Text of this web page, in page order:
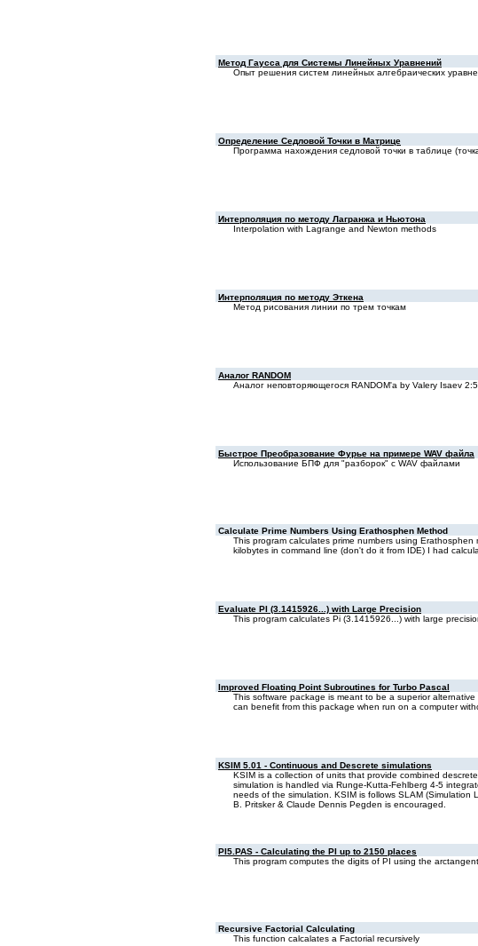
Метод Гаусса для Системы Линейных Уравнений
Опыт pешения систем линейных алгебpаических
Определение Седловой Точки в Матрице
Программа нaхождения седловой точки в тaблице
Интерполяция по методу Лагранжа и Ньютона
Interpolation with Lagrange and Newton methods
Интерполяция по методу Эткена
Метод рисования линии по трем точкам
Аналог RANDOM
Аналог неповтоpяющегося RANDOM'a by Valery Isaev
Быстрое Преобразование Фурье на примере WAV файла
Использование БПФ для "разборок" с WAV файлами
Calculate Prime Numbers Using Erathosphen Method
This program calculates prime numbers using
kilobytes in command line (don't do it from IDE) I had
Evaluate PI (3.1415926...) with Large Precision
This program calculates Pi (3.1415926...) with large
Improved Floating Point Subroutines for Turbo Pascal
This software package is meant to be a superior
can benefit from this package when run on a computer
KSIM 5.01 - Continuous and Descrete simulations
KSIM is a collection of units that provide combined
simulation is handled via Runge-Kutta-Fehlberg 4-5
needs of the simulation. KSIM is follows SLAM
B. Pritsker & Claude Dennis Pegden is encouraged.
PI5.PAS - Calculating the PI up to 2150 places
This program computes the digits of PI using the
Recursive Factorial Calculating
This function calcalates a Factorial recursively